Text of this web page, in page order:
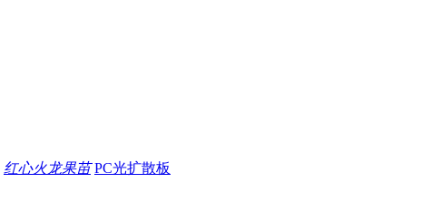
红心火龙果苗 PC光扩散板